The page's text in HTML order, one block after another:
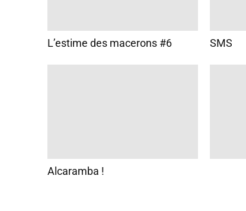
L’estime des macerons #6 SMS
Alcaramba !